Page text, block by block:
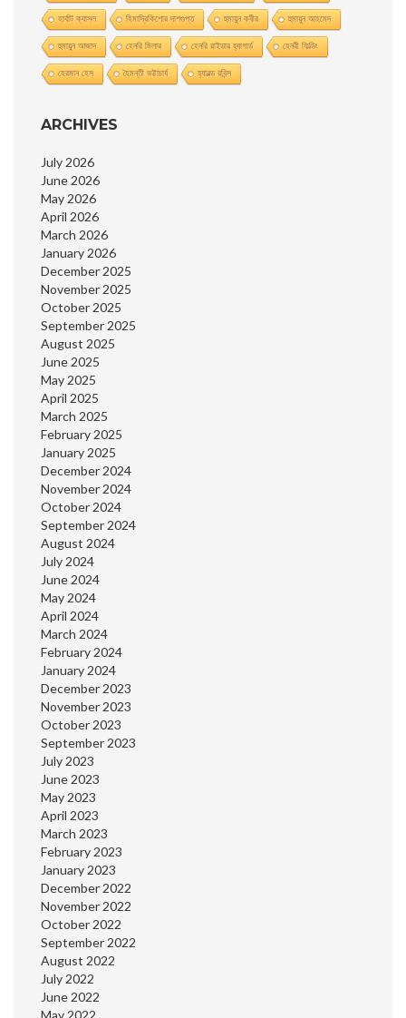
হার্বাট ক্যাসল হিমাদ্রিকিশাের দাশগুপ্ত হুমায়ুন কবীর হুমায়ূন আহমেদ
হুমায়ুন আজাদ হেনরি মিলার হেনরি রাইডার হ্যাগার্ড হেনরী ফিল্ডিং
হেরমান হেস হৈমন্তী ভট্টাচার্য হ্যারল্ড রবিন্স
ARCHIVES
July 2026
June 2026
May 2026
April 2026
March 2026
January 2026
December 2025
November 2025
October 2025
September 2025
August 2025
June 2025
May 2025
April 2025
March 2025
February 2025
January 2025
December 2024
November 2024
October 2024
September 2024
August 2024
July 2024
June 2024
May 2024
April 2024
March 2024
February 2024
January 2024
December 2023
November 2023
October 2023
September 2023
July 2023
June 2023
May 2023
April 2023
March 2023
February 2023
January 2023
December 2022
November 2022
October 2022
September 2022
August 2022
July 2022
June 2022